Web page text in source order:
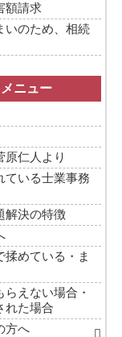
額請求
いのため、相続
ニュー
仁人より
ている士業事務
解決の特徴
揉めている・ま
えない場合・
れた場合
方へ